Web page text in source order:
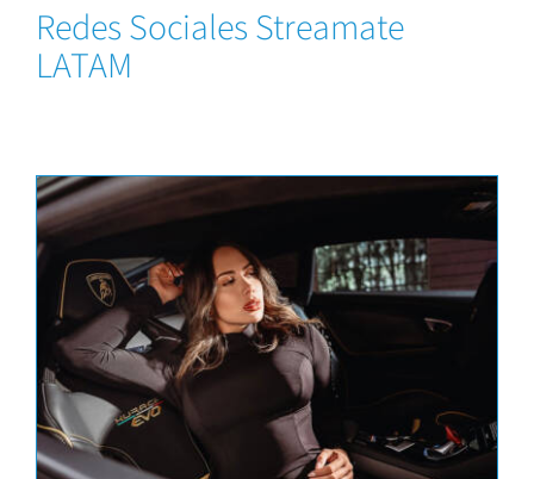
Redes Sociales Streamate
LATAM
News